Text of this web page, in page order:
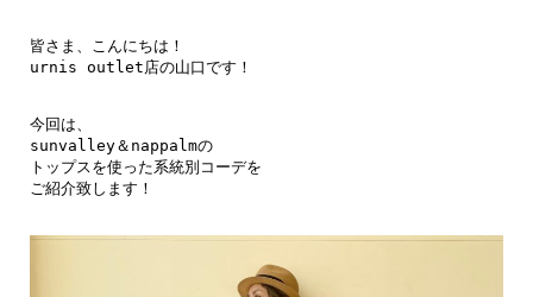
皆さま、こんにちは！
urnis outlet店の山口です！
今回は、
sunvalley＆nappalmの
トップスを使った系統別コーデを
ご紹介致します！